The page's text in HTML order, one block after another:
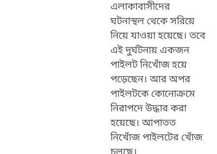
এলাকাবাসীদের
ঘটনাস্থল থেকে সরিয়ে
নিয়ে যাওয়া হয়েছে। তবে
এই দুর্ঘটনায় একজন
পাইলট নিখোঁজ হয়ে
পড়েছেন। আর অপর
পাইলটকে কোনোক্রমে
নিরাপদে উদ্ধার করা
হয়েছে। আপাতত
নিখোঁজ পাইলটের খোঁজ